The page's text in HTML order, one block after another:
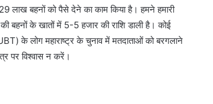
लाख बहनों को पैसे देने का काम किया है। हमने हमारी
बहनों के खातों में 5-5 हजार की राशि डाली है। कोई
के लोग महाराष्ट्र के चुनाव में मतदाताओं को बरगलाने
पर विश्वास न करें।